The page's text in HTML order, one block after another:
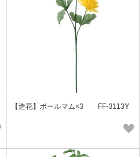
【造花】ボールマム×3 FF-3113Y